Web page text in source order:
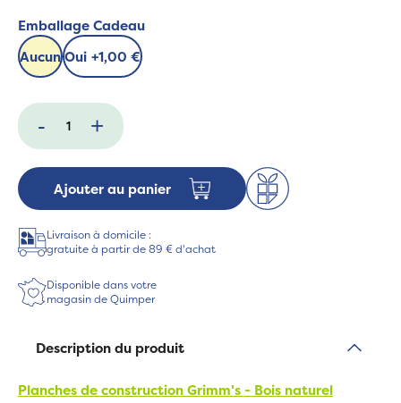
Emballage Cadeau
AucunOui +1,00 €
- +
Ajouter au panier
Livraison à domicile :
gratuite à partir de 89 € d'achat
Disponible dans votre
magasin de Quimper
Description du produit
Planches de construction Grimm's - Bois naturel